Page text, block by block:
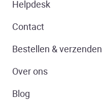
Helpdesk
Contact
Bestellen & verzenden
Over ons
Blog